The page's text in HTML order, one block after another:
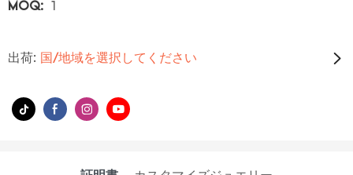
MOQ:
出荷: 国/地域を選択してください